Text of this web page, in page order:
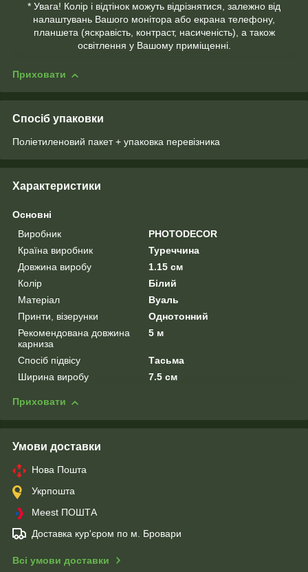
* Увага! Колір і відтінок можуть відрізнятися, залежно від
налаштувань Вашого монітора або екрана телефону,
планшета (яскравість, контраст, насиченість), а також
освітлення у Вашому приміщенні.
Приховати
Спосіб упаковки
Поліетиленовий пакет + упаковка перевізника
Характеристики
Основні
Виробник
PHOTODECOR
Країна виробник
Туреччина
Довжина виробу
1.15 см
Колір
Білий
Матеріал
Вуаль
Принти, візерунки
Однотонний
Рекомендована довжина
карниза
5 м
Спосіб підвісу
Тасьма
Ширина виробу
7.5 см
Приховати
Умови доставки
Нова Пошта
Укрпошта
Meest ПОШТА
Доставка кур'єром по м. Бровари
Всі умови доставки